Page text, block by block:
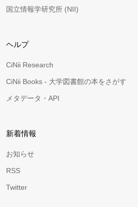
国立情報学研究所 (NII)
ヘルプ
CiNii Research
CiNii Books - 大学図書館の本をさがす
メタデータ・API
新着情報
お知らせ
RSS
Twitter